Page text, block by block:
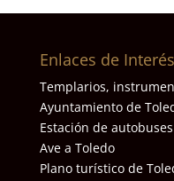
Enlaces de
Templarios,
Ayuntamiento de
Estación de
Ave a Toledo
Plano turístico de